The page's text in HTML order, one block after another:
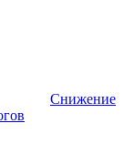
Снижение